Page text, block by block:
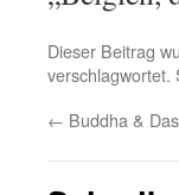
Dieser Beitrag
verschlagwortet.
← Buddha &